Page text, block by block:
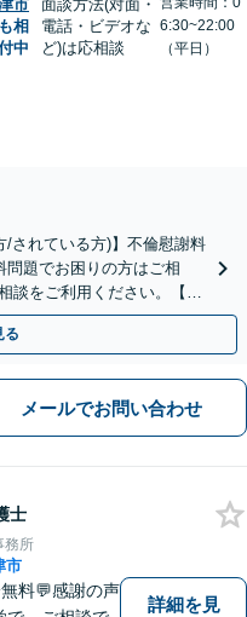
市
相
中
面談方法(対面・
電話・ビデオな
ど)は応相談
6:30~22:00
（平日）
/されている方)】不倫慰謝料
問題でお困りの方はご相
談をご利用ください。【不
る
メールでお問い合わせ
士
務所
市
料💬感謝の声
詳細を見